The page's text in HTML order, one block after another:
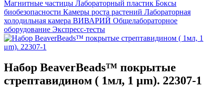
Магнитные частицы Лабораторный пластик Боксы
биобезопасности Камеры роста растений Лабораторная
холодильная камера ВИВАРИЙ Общелабораторное
оборудование Экспресс-тесты
Набор BeaverBeads™ покрытые
стрептавидином ( 1мл, 1 μm). 22307-1